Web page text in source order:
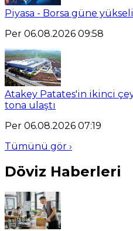
Piyasa - Borsa güne
Per 06.08.2026 09:58
Atakey Patates'in ikinci
tona ulaştı
Per 06.08.2026 07:19
Tümünü gör ›
Döviz Haberleri